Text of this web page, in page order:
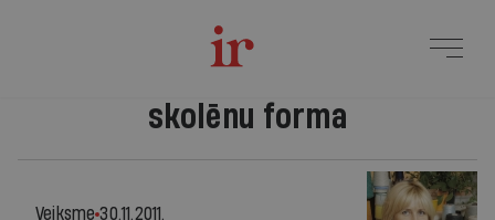
skolēnu forma
Veiksme 30.11.2011.